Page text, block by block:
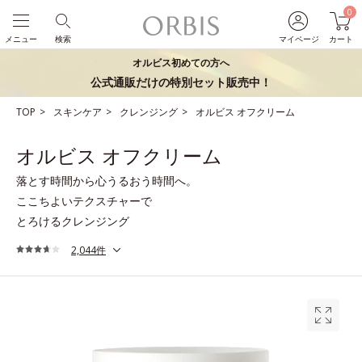
マイページ
0
カート
検索
メニュー
オルビス初めての方へ
公式通販だけの特別セット販売中！
TOP スキンケア クレンジング オルビス オフクリーム
オルビス オフクリーム
落とす時間から心うるおう時間へ。
ここちよいテクスチャーで
とろけるクレンジング
2,044件